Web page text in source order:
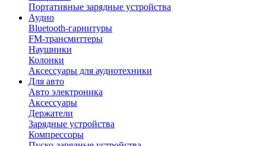
Портативные зарядные устройства
Аудио
Bluetooth-гарнитуры
FM-трансмиттеры
Наушники
Колонки
Аксессуары для аудиотехники
Для авто
Авто электроника
Аксессуары
Держатели
Зарядные устройства
Компрессоры